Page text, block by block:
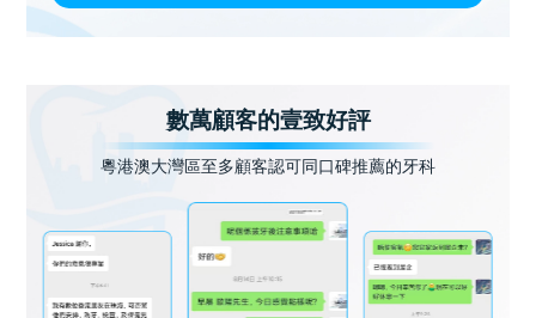
數萬顧客的壹致好評
粵港澳大灣區至多顧客認可同口碑推薦的牙科